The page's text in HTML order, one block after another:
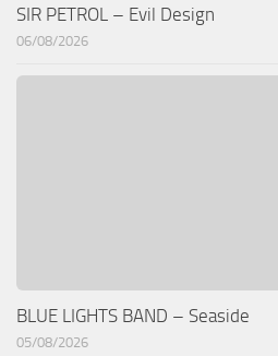
SIR PETROL – Evil Design
06/08/2026
BLUE LIGHTS BAND – Seaside
05/08/2026